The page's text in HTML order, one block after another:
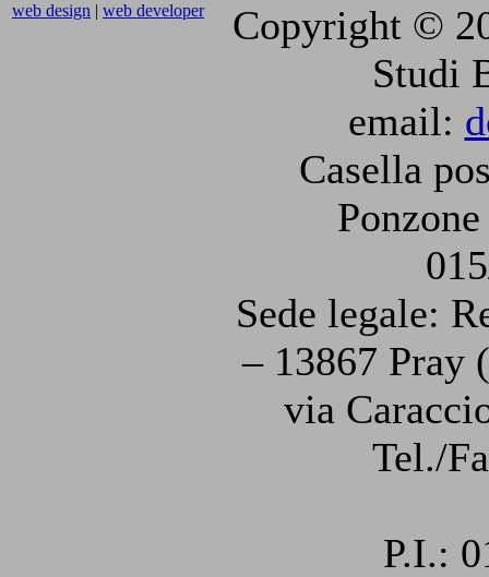
web design | web developer
Copyright ©
Studi
email:
Casella
Sede legale:
– 13867 Pray
via
Tel./
P.I.: